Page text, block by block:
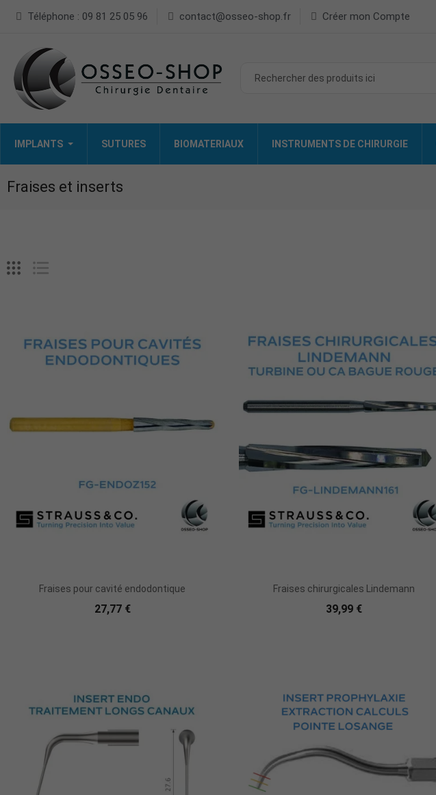
Téléphone : 09 81 25 05 96 contact@osseo-shop.fr Créer mon Compte
IMPLANTS SUTURES BIOMATERIAUX INSTRUMENTS DE CHIRURGIE
Fraises et inserts
Fraises pour cavité endodontique
27,77 €
Fraises chirurgicales Lindemann
39,99 €